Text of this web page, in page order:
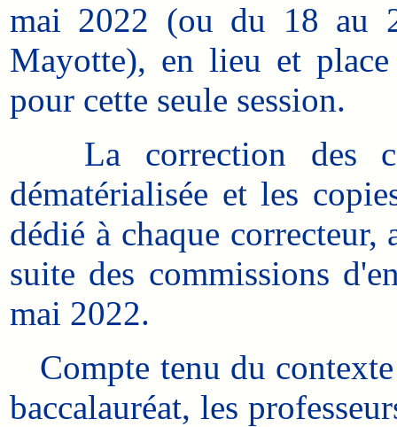
mai 2022 (ou du 18 au
Mayotte), en lieu et
pour cette seule session.
La correction des
dématérialisée et les
dédié à chaque
suite des commissions
mai 2022.
Compte tenu du
baccalauréat, les